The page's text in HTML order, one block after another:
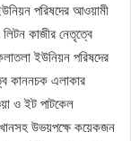
পরিষদের আওয়ামী
কাজীর নেতৃত্বে
ইউনিয়ন পরিষদের
কাননচক এলাকার
ও ইট পাটকেল
উভয়পক্ষে কয়েকজন